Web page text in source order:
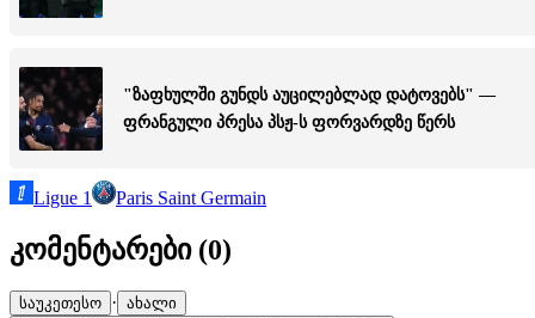
"ზაფხულში გუნდს აუცილებლად დატოვებს" —
ფრანგული პრესა პსჟ-ს ფორვარდზე წერს
Ligue 1 Paris Saint Germain
კომენტარები (0)
საუკეთესო · ახალი